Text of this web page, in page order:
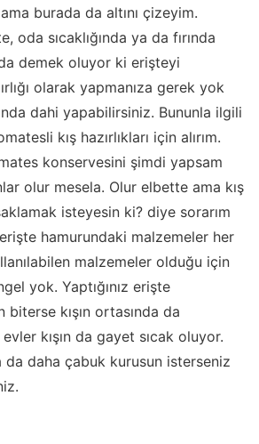
burada da altını çizeyim.
oda sıcaklığında ya da fırında
demek oluyor ki erişteyi
olarak yapmanıza gerek yok
dahi yapabilirsiniz. Bununla ilgili
kış hazırlıkları için alırım.
konservesini şimdi yapsam
olur mesela. Olur elbette ama kış
isteyesin ki? diye sorarım
hamurundaki malzemeler her
malzemeler olduğu için
yok. Yaptığınız erişte
kışın ortasında da
kışın da gayet sıcak oluyor.
da daha çabuk kurusun isterseniz